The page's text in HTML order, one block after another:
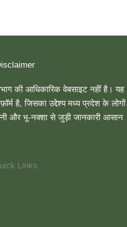
की आधिकारिक वेबसाइट नहीं है। यह
है, जिसका उद्देश्य मध्य प्रदेश के लोगों
और भू-नक्शा से जुड़ी जानकारी आसान
Links